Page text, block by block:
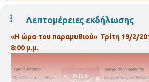
Λεπτομέρειες εκδήλωσης
«Η ώρα του παραμυθιού» Τρίτη 19/2/
8:00 μ.μ.